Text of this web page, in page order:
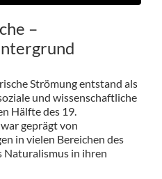
–
Strömung entstand als
und wissenschaftliche
Hälfte des 19.
geprägt von
in vielen Bereichen des
Naturalismus in ihren